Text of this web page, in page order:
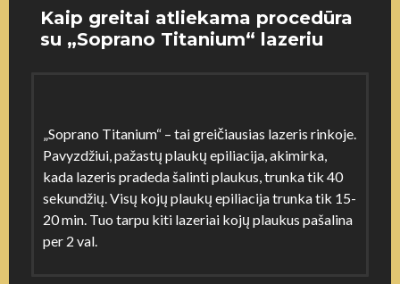
Kaip greitai atliekama procedūra
su „Soprano Titanium“ lazeriu
„Soprano Titanium“ – tai greičiausias lazeris rinkoje.
Pavyzdžiui, pažastų plaukų epiliacija, akimirka,
kada lazeris pradeda šalinti plaukus, trunka tik 40
sekundžių. Visų kojų plaukų epiliacija trunka tik 15-
20 min. Tuo tarpu kiti lazeriai kojų plaukus pašalina
per 2 val.